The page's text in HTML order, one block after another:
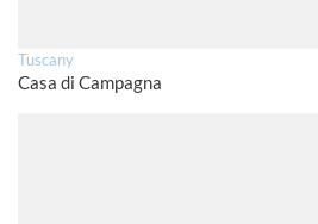
Tuscany
Casa di Campagna